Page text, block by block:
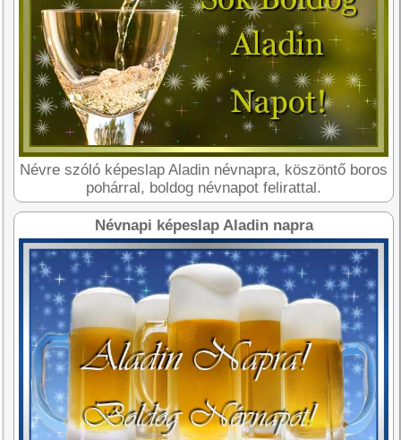
Névre szóló képeslap Aladin névnapra, köszöntő boros
pohárral, boldog névnapot felirattal.
Névnapi képeslap Aladin napra